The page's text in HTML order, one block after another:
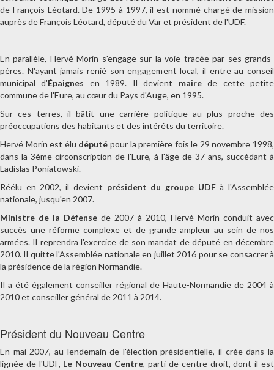
de François Léotard. De 1995 à 1997, il est nommé chargé de mission
auprès de François Léotard, député du Var et président de l'UDF.
En parallèle, Hervé Morin s'engage sur la voie tracée par ses grands-
pères. N'ayant jamais renié son engagement local, il entre au conseil
municipal d'Épaignes en 1989. Il devient mairede cette petite
commune de l'Eure, au cœur du Pays d'Auge, en 1995.
Sur ces terres, il bâtit une carrière politique au plus proche des
préoccupations des habitants et des intérêts du territoire.
Hervé Morin est élu député pour la première fois le 29 novembre 1998,
dans la 3ème circonscription de l'Eure, à l'âge de 37 ans, succédant à
Ladislas Poniatowski.
Réélu en 2002, il devient président du groupe UDFà l'Assemblée
nationale, jusqu'en 2007.
Ministre de la Défense de 2007 à 2010, Hervé Morin conduit avec
succès une réforme complexe et de grande ampleur au sein de nos
armées. Il reprendra l'exercice de son mandat de député en décembre
2010. Il quitte l'Assemblée nationale en juillet 2016 pour se consacrer à
la présidence de la région Normandie.
Il a été également conseiller régional de Haute-Normandie de 2004 à
2010 et conseiller général de 2011 à 2014.
Président du Nouveau Centre
En mai 2007, au lendemain de l'élection présidentielle, il crée dans la
lignée de l'UDF, Le Nouveau Centre, parti de centre-droit, dont il est